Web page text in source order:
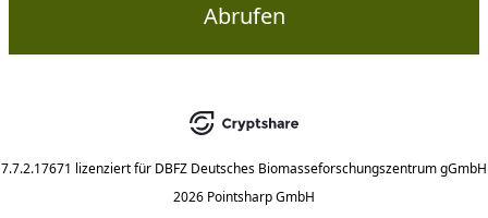
Abrufen
7.7.2.17671 lizenziert für DBFZ Deutsches Biomasseforschungszentrum gGmbH
2026 Pointsharp GmbH